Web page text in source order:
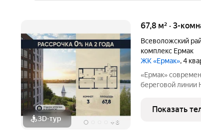
3D-тур + 8
67,8 м² · 3-
Всеволожский
комплекс Ермак
ЖК «Ермак», 4
«Ермак» современный жилой комплекс комфорт-класса на первой
береговой линии
(90%)
Квартиры
Показать